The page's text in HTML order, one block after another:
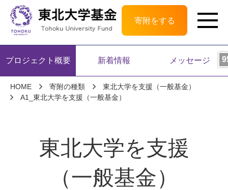
寄附をする
HOME 寄附の種類
東北大学を支援（一般基金）
A1_東北大学を支援（一般基金）
東北大学を支援
（一般基金）
プロジェクト概要 新着情報 メッセージ